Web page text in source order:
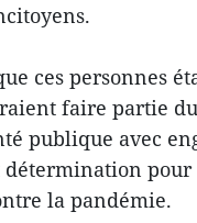
ces personnes
faire partie
publique avec
détermination
la pandémie.